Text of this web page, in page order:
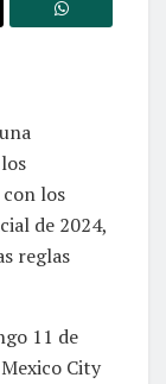
los
de 2024,
reglas
11 de
City